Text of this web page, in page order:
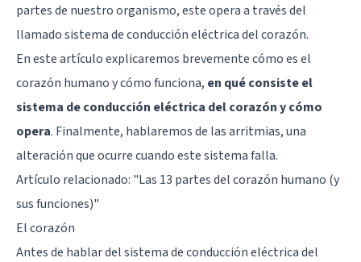
partes de nuestro organismo, este opera a través del
llamado sistema de conducción eléctrica del corazón.
En este artículo explicaremos brevemente cómo es el
corazón humano y cómo funciona, en qué consiste el
sistema de conducción eléctrica del corazón y cómo
opera. Finalmente, hablaremos de las arritmias, una
alteración que ocurre cuando este sistema falla.
Artículo relacionado: "Las 13 partes del corazón humano (y
sus funciones)"
El corazón
Antes de hablar del sistema de conducción eléctrica del